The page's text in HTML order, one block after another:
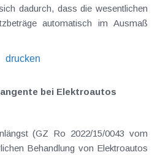
dadurch, dass die wesentlichen
automatisch im Ausmaß
drucken
bei Elektroautos
(GZ Ro 2022/15/0043 vom
Behandlung von Elektroautos